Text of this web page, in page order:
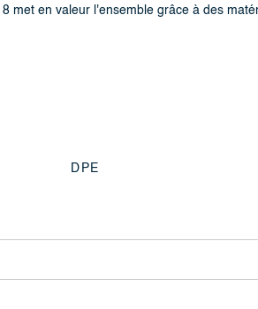
met en valeur l'ensemble grâce à des
DPE